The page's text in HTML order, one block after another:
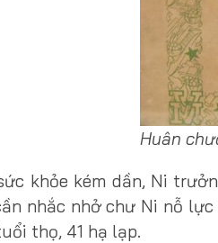
Huân
khỏe kém dần, Ni
nhắc nhở chư Ni nỗ
thọ, 41 hạ lạp.